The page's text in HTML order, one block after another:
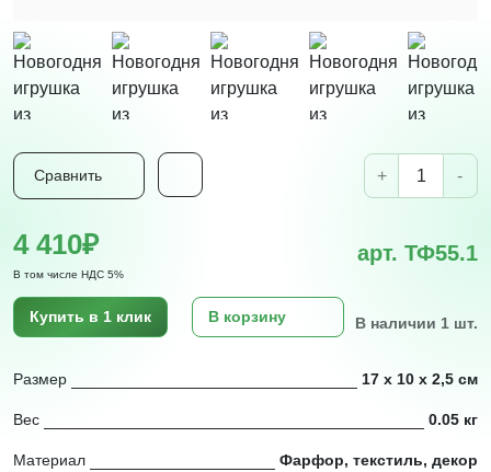
Сравнить + -
4 410₽
В том числе НДС 5%
арт. ТФ55.1
Купить в 1 клик В корзину В наличии 1 шт.
Размер 17 х 10 х 2,5 см
Вес 0.05 кг
Материал Фарфор, текстиль, декор